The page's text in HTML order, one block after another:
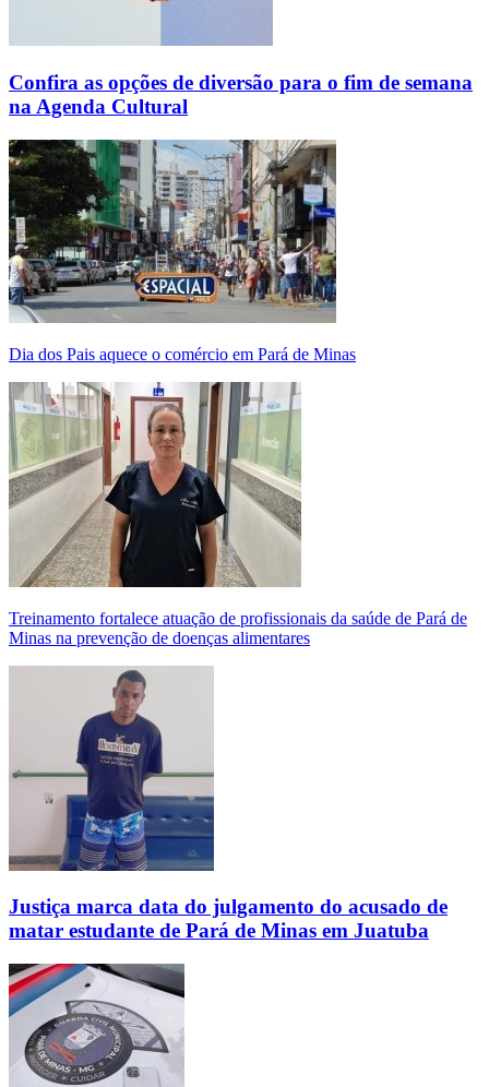
Confira as opções de diversão para o fim de semana
na Agenda Cultural
Dia dos Pais aquece o comércio em Pará de Minas
Treinamento fortalece atuação de profissionais da saúde de Pará de
Minas na prevenção de doenças alimentares
Justiça marca data do julgamento do acusado de
matar estudante de Pará de Minas em Juatuba